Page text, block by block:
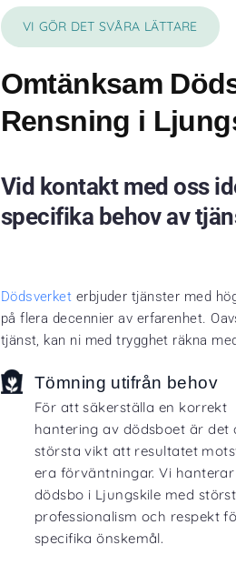
VI GÖR DET SVÅRA LÄTTARE
Omtänksam
Rensning i
Vid kontakt med oss
specifika behov av
Dödsverket erbjuder tjänster med
på flera decennier av erfarenhet.
tjänst, kan ni med trygghet räkna
Tömning utifrån behov
För att säkerställa en korrekt
hantering av dödsboet är det
största vikt att resultatet
era förväntningar. Vi
dödsbo i Ljungskile med
professionalism och respekt
specifika önskemål.